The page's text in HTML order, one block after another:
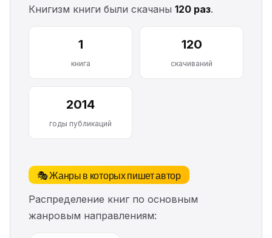
Книгизм книги были скачаны 120 раз.
1
книга
120
скачиваний
2014
годы публикаций
🎭 Жанры в которых пишет автор
Распределение книг по основным
жанровым направлениям: